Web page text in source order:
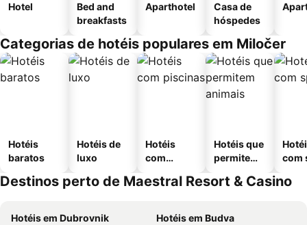
Hotel
Bed and
breakfasts
Aparthotel
Casa de
hóspedes
Categorias de hotéis populares em Miločer
Hotéis
baratos
Hotéis de
luxo
Hotéis
com
Hotéis que
permitem
com
Destinos perto de Maestral Resort & Casino
Hotéis em Dubrovnik
Hotéis em Budva